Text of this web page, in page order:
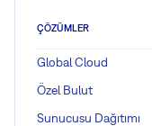
ÇÖZÜMLER
Global Cloud
Özel Bulut
Sunucusu Dağıtımı